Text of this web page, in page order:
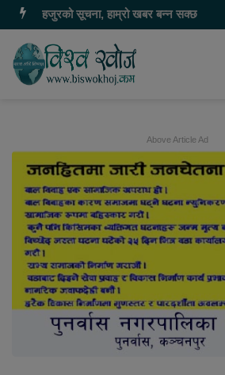
हजुरको सूचना, हाम्रो खबर बन्न सक्छ
Above Article Ad